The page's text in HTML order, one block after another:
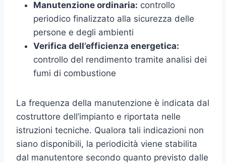
Manutenzione ordinaria: controllo
periodico finalizzato alla sicurezza delle
persone e degli ambienti
Verifica dell’efficienza energetica:
controllo del rendimento tramite analisi dei
fumi di combustione
La frequenza della manutenzione è indicata dal
costruttore dell’impianto e riportata nelle
istruzioni tecniche. Qualora tali indicazioni non
siano disponibili, la periodicità viene stabilita
dal manutentore secondo quanto previsto dalle